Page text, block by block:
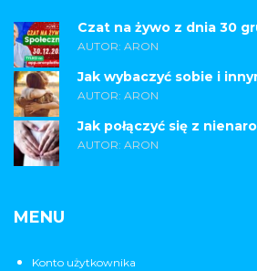
Czat na żywo z dnia 30
AUTOR: ARON
Jak wybaczyć sobie i
AUTOR: ARON
Jak połączyć się z
AUTOR: ARON
MENU
Konto użytkownika